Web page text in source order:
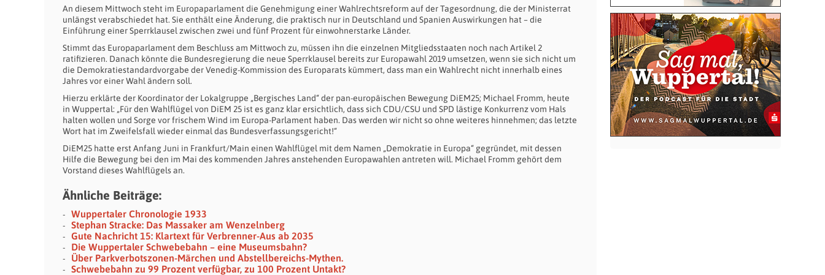
An diesem Mittwoch steht im Europaparlament die Genehmigung einer Wahlrechtsreform auf der Tagesordnung, die der Ministerrat
unlängst verabschiedet hat. Sie enthält eine Änderung, die praktisch nur in Deutschland und Spanien Auswirkungen hat – die
Einführung einer Sperrklausel zwischen zwei und fünf Prozent für einwohnerstarke Länder.
Stimmt das Europaparlament dem Beschluss am Mittwoch zu, müssen ihn die einzelnen Mitgliedsstaaten noch nach Artikel 2
ratifizieren. Danach könnte die Bundesregierung die neue Sperrklausel bereits zur Europawahl 2019 umsetzen, wenn sie sich nicht um
die Demokratiestandardvorgabe der Venedig-Kommission des Europarats kümmert, dass man ein Wahlrecht nicht innerhalb eines
Jahres vor einer Wahl ändern soll.
Hierzu erklärte der Koordinator der Lokalgruppe „Bergisches Land“ der pan-europäischen Bewegung DiEM25; Michael Fromm, heute
in Wuppertal: „Für den Wahlflügel von DiEM 25 ist es ganz klar ersichtlich, dass sich CDU/CSU und SPD lästige Konkurrenz vom Hals
halten wollen und Sorge vor frischem Wind im Europa-Parlament haben. Das werden wir nicht so ohne weiteres hinnehmen; das letzte
Wort hat im Zweifelsfall wieder einmal das Bundesverfassungsgericht!“
DiEM25 hatte erst Anfang Juni in Frankfurt/Main einen Wahlflügel mit dem Namen „Demokratie in Europa“ gegründet, mit dessen
Hilfe die Bewegung bei den im Mai des kommenden Jahres anstehenden Europawahlen antreten will. Michael Fromm gehört dem
Vorstand dieses Wahlflügels an.
Ähnliche Beiträge:
Wuppertaler Chronologie 1933
Stephan Stracke: Das Massaker am Wenzelnberg
Gute Nachricht 15: Klartext für Verbrenner-Aus ab 2035
Die Wuppertaler Schwebebahn – eine Museumsbahn?
Über Parkverbotszonen-Märchen und Abstellbereichs-Mythen.
Schwebebahn zu 99 Prozent verfügbar, zu 100 Prozent Untakt?